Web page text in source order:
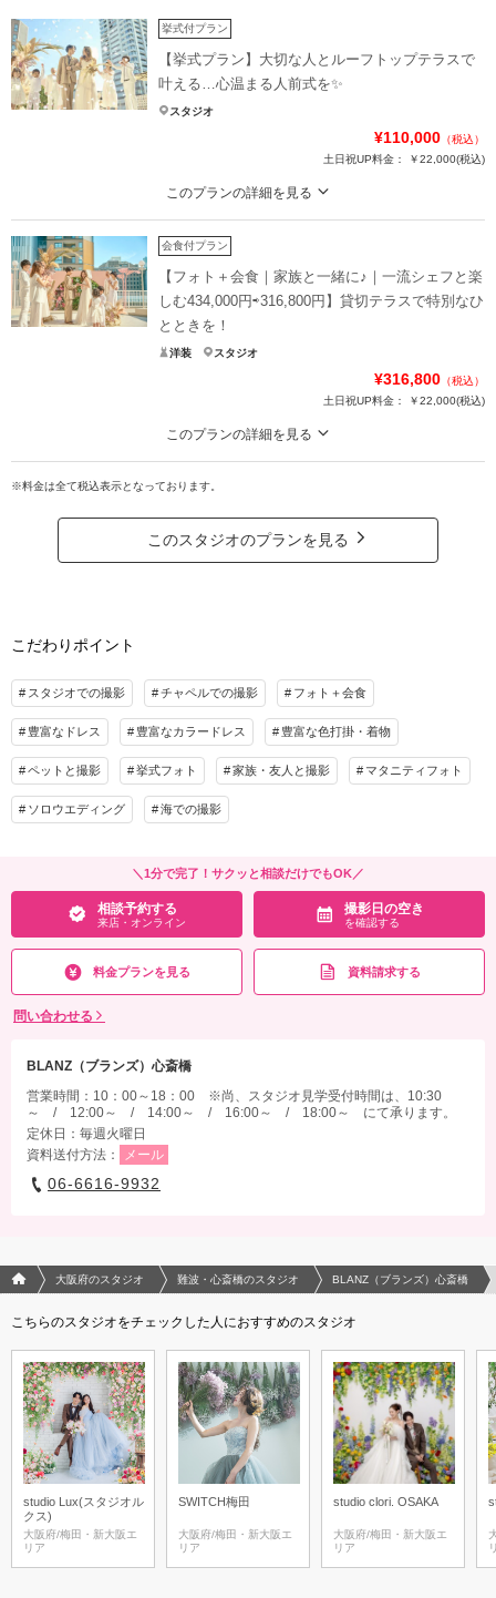
挙式付プラン
【挙式プラン】大切な人とルーフトップテラスで
叶える…心温まる人前式を✨
スタジオ
¥110,000 （税込）
土日祝UP料金：
￥22,000(税込)
このプランの詳細を見る
都会のオアシス誕生！ルーフトップテラスで叶う【挙式プラン】
マイアミリゾートをモチーフにしたオープンテラスで笑顔はじける人前式を✨
季節に合わせたテーマを取り入れたり、形式にとらわれないアットホームな人
前式♪
担当プランナーが素敵にプロデュース（要ご相談）させていただきます。
ご家族ご友人もお誘いください♪
新婦衣装1着
家族と撮影 ペットと撮影
サポート、挙式装飾 ※牧師・聖歌隊の派遣も可能（別途料金）
相談予約する
来店・オンライン
撮影日の空き
を確認する
会食付プラン
【フォト＋会食｜家族と一緒に♪｜一流シェフと楽
しむ434,000円⇨316,800円】貸切テラスで特別なひ
とときを！
洋装 スタジオ
¥316,800 （税込）
土日祝UP料金：
￥22,000(税込)
このプランの詳細を見る
【フォト＋会食｜家族と一緒に♪｜27%OFF！】ルーフトップテラス貸切り｜20
26年10月末撮影まで
きホテルの元総料理長が腕を奮います。こだわりの絶品フレンチコース！
開放的なテラスまたは屋内での会食をお選びいただけます。
撮影料
着付け ヘアメイク
アルバム 12P データ 14カット 台紙付写真
衣装追加 会食
家族と撮影 家族用衣装レンタル ペットと撮影
その他含むもの
き！】・装飾小物ご利用可・※プランには6名様分のコース料理、貸切料、衣装延長
料も含みます（1名様追加で+14,300円）。※季節により食材等の変更に伴い料金変動
する場合があります。
相談予約する
来店・オンライン
撮影日の空き
を確認する
※料金は全て税込表示となっております。
このスタジオのプランを見る
こだわりポイント
スタジオでの撮影 チャペルでの撮影 フォト＋会食
豊富なドレス 豊富なカラードレス 豊富な色打掛・着物
ペットと撮影 挙式フォト 家族・友人と撮影 マタニティフォト
ソロウエディング 海での撮影
＼1分で完了！サクッと相談だけでもOK／
相談予約する
来店・オンライン
撮影日の空き
を確認する
料金プランを見る 資料請求する
問い合わせる
BLANZ（ブランズ）心斎橋
営業時間：10：00～18：00 ※尚、スタジオ見学受付時間は、10:30
～ / 12:00～ / 14:00～ / 16:00～ / 18:00～ にて承ります。
定休日：毎週火曜日
資料送付方法：
メール
06-6616-9932
フォトウエディング/結婚写真のPhotorait ホーム
大阪府のスタジオ 難波・心斎橋のスタジオ BLANZ（ブランズ）心斎橋
こちらのスタジオをチェックした人におすすめのスタジオ
studio Lux(スタジオル
クス)
大阪府/梅田・新大阪エ
リア
SWITCH梅田
大阪府/梅田・新大阪エ
リア
studio clori. OSAKA
大阪府/梅田・新大阪エ
リア